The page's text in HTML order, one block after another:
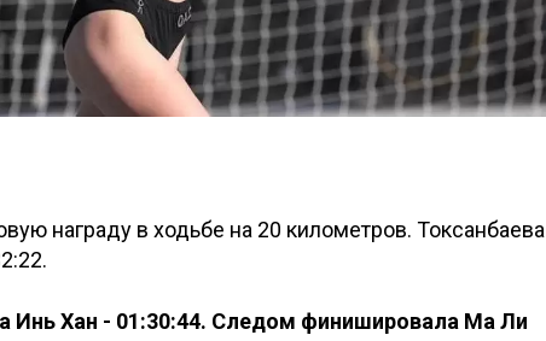
награду в ходьбе на 20 километров. Токсанбаева
Инь Хан - 01:30:44. Следом финишировала Ма Ли